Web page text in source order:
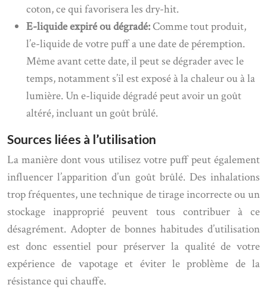
coton, ce qui favorisera les dry-hit.
E-liquide expiré ou dégradé: Comme tout produit,
l’e-liquide de votre puff a une date de péremption.
Même avant cette date, il peut se dégrader avec le
temps, notamment s’il est exposé à la chaleur ou à la
lumière. Un e-liquide dégradé peut avoir un goût
altéré, incluant un goût brûlé.
Sources liées à l’utilisation
La manière dont vous utilisez votre puff peut également
influencer l’apparition d’un goût brûlé. Des inhalations
trop fréquentes, une technique de tirage incorrecte ou un
stockage inapproprié peuvent tous contribuer à ce
désagrément. Adopter de bonnes habitudes d’utilisation
est donc essentiel pour préserver la qualité de votre
expérience de vapotage et éviter le problème de la
résistance qui chauffe.